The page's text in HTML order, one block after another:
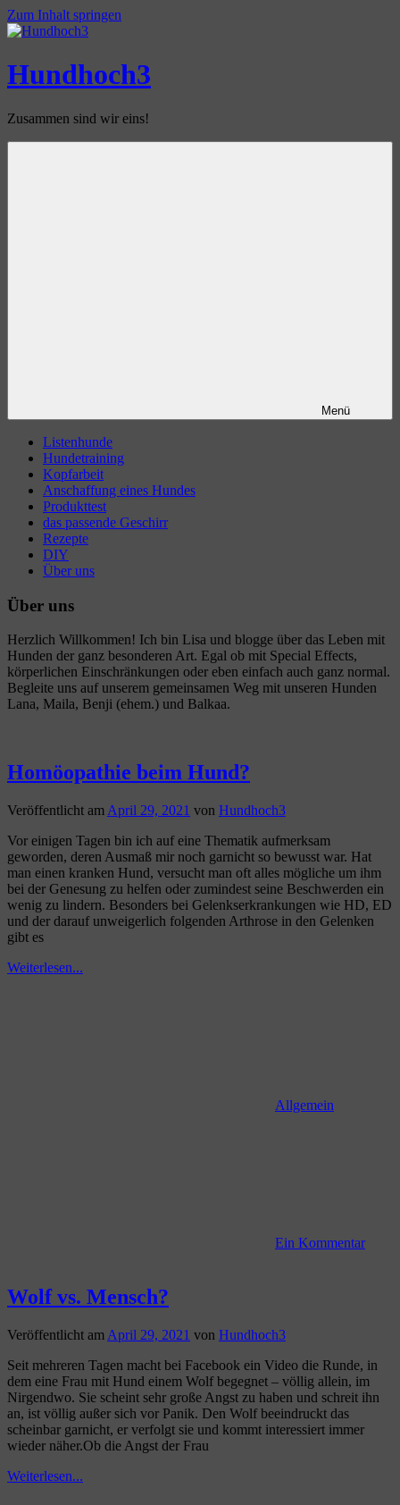
Zum Inhalt springen
Hundhoch3
Zusammen sind wir eins!
Menü
Listenhunde
Hundetraining
Kopfarbeit
Anschaffung eines Hundes
Produkttest
das passende Geschirr
Rezepte
DIY
Über uns
Über uns
Herzlich Willkommen! Ich bin Lisa und blogge über das Leben mit
Hunden der ganz besonderen Art. Egal ob mit Special Effects,
körperlichen Einschränkungen oder eben einfach auch ganz normal.
Begleite uns auf unserem gemeinsamen Weg mit unseren Hunden
Lana, Maila, Benji (ehem.) und Balkaa.
Homöopathie beim Hund?
Veröffentlicht am April 29, 2021 von Hundhoch3
Vor einigen Tagen bin ich auf eine Thematik aufmerksam
geworden, deren Ausmaß mir noch garnicht so bewusst war. Hat
man einen kranken Hund, versucht man oft alles mögliche um ihm
bei der Genesung zu helfen oder zumindest seine Beschwerden ein
wenig zu lindern. Besonders bei Gelenkserkrankungen wie HD, ED
und der darauf unweigerlich folgenden Arthrose in den Gelenken
gibt es
Weiterlesen...
Allgemein
Ein Kommentar
Wolf vs. Mensch?
Veröffentlicht am April 29, 2021 von Hundhoch3
Seit mehreren Tagen macht bei Facebook ein Video die Runde, in
dem eine Frau mit Hund einem Wolf begegnet – völlig allein, im
Nirgendwo. Sie scheint sehr große Angst zu haben und schreit ihn
an, ist völlig außer sich vor Panik. Den Wolf beeindruckt das
scheinbar garnicht, er verfolgt sie und kommt interessiert immer
wieder näher.Ob die Angst der Frau
Weiterlesen...